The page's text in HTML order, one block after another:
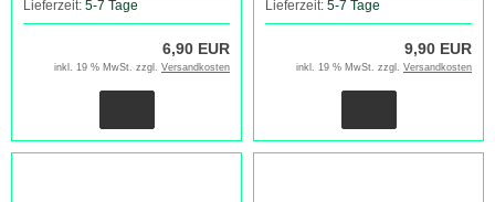
Lieferzeit: 5-7 Tage
6,90 EUR
inkl. 19 % MwSt. zzgl. Versandkosten
Lieferzeit: 5-7 Tage
9,90 EUR
inkl. 19 % MwSt. zzgl. Versandkosten